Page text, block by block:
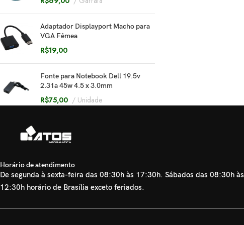
Adaptador Displayport Macho para
VGA Fêmea
R$19,00
Fonte para Notebook Dell 19.5v
2.31a 45w 4.5 x 3.0mm
R$75,00 Unidade
Horário de atendimento
De segunda à sexta-feira das 08:30h às 17:30h. Sábados das 08:30h às
12:30h horário de Brasília exceto feriados.